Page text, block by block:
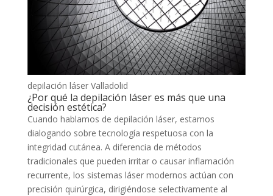
depilación láser Valladolid
¿Por qué la depilación láser es más que una
decisión estética?
Cuando hablamos de depilación láser, estamos
dialogando sobre tecnología respetuosa con la
integridad cutánea. A diferencia de métodos
tradicionales que pueden irritar o causar inflamación
recurrente, los sistemas láser modernos actúan con
precisión quirúrgica, dirigiéndose selectivamente al